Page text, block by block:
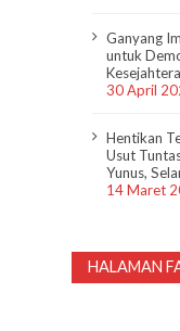
Ganyang
untuk
30 April
Hentikan
Usut
Yunus,
14 Maret
HALAMAN